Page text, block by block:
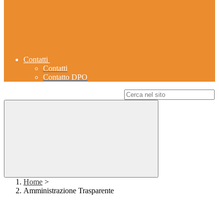
Contatti
Contatti
Contatto DPO
Home >
Amministrazione Trasparente